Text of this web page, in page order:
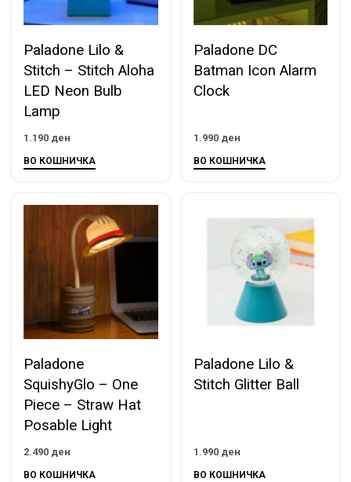
Paladone Lilo &
Stitch – Stitch Aloha
LED Neon Bulb
Lamp
1.190 ден
ВО КОШНИЧКА
Paladone DC
Batman Icon Alarm
Clock
1.990 ден
ВО КОШНИЧКА
Paladone
SquishyGlo – One
Piece – Straw Hat
Posable Light
2.490 ден
ВО КОШНИЧКА
Paladone Lilo &
Stitch Glitter Ball
1.990 ден
ВО КОШНИЧКА